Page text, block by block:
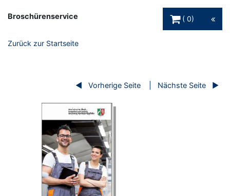
Broschürenservice
0
Zurück zur Startseite
Vorherige Seite Nächste Seite